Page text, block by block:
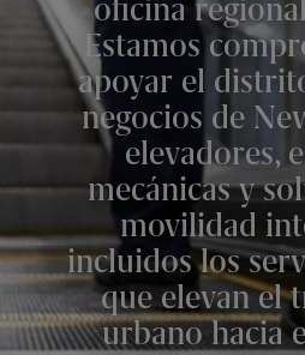
oficina
Estamos
apoyar el
negocios de
elevadores,
mecánicas y
movilidad
incluidos los
que elevan el
urbano hacia